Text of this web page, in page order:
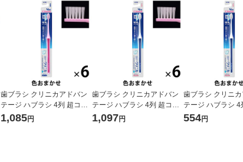
歯ブラシ クリニカアドバン
テージ ハブラシ 4列 超コン
パクト ふつう 虫歯予防 歯垢
除去 1セット（6本）ライオ
1,085円
歯ブラシ クリニカアドバン
テージ ハブラシ 4列 超コン
パクト やわらかめ 虫歯予防
歯垢除去 1セット（6本）ラ
1,097円
歯ブラシ クリニ
テージ ハブラシ 4
パクト やわらかめ
554円